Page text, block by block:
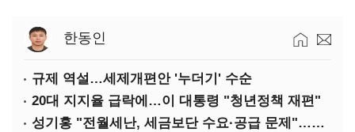
한동인
규제 역설…세제개편안 '누더기' 수순
20대 지지율 급락에…이 대통령 "청년정책 재편"
성기홍 "전월세난, 세금보단 수요·공급 문제"…닥공 시사